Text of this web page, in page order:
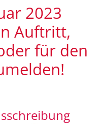
2023
Auftritt,
für den